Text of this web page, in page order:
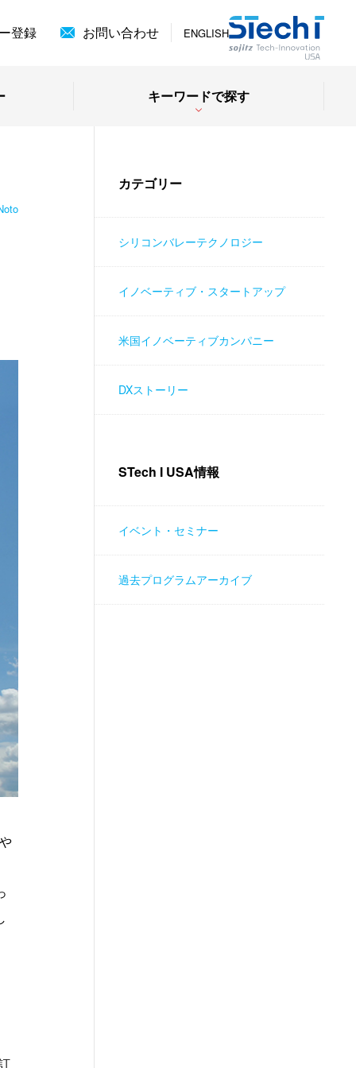
登録 お問い合わせ ENGLISH
キーワードで探す
カテゴリー
シリコンバレーテクノロジー
イノベーティブ・スタートアップ
米国イノベーティブカンパニー
DXストーリー
STech I USA情報
イベント・セミナー
過去プログラムアーカイブ